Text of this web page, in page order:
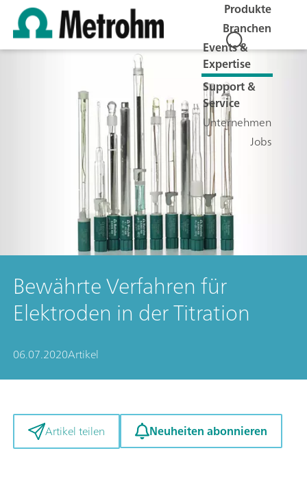
Produkte
Branchen
Events &
Expertise
Support &
Service
Unternehmen
Jobs
Bewährte Verfahren für
Elektroden in der Titration
06.07.2020Artikel
Artikel teilen Neuheiten abonnieren